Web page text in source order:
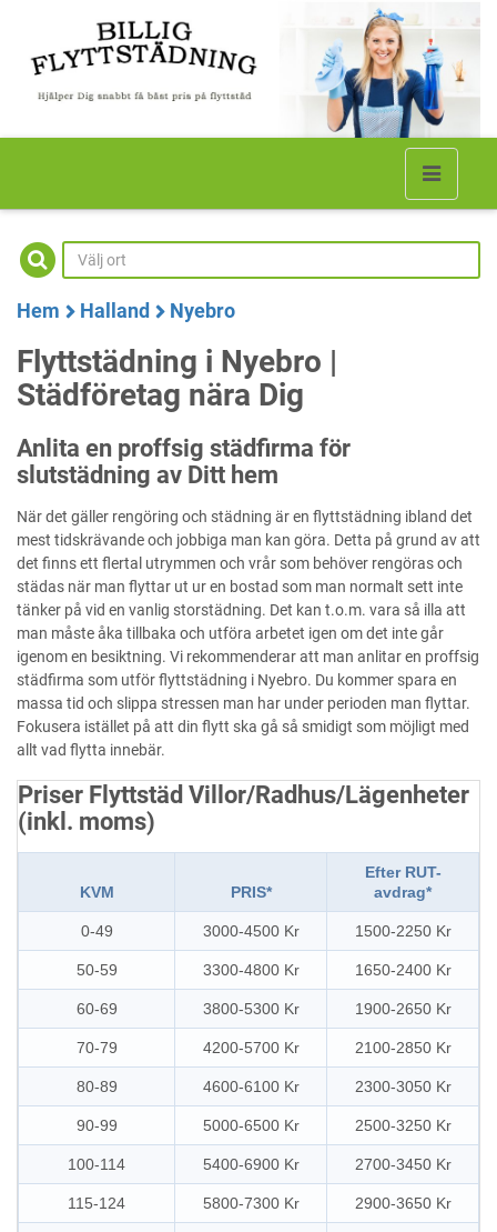
Hem Halland Nyebro
Flyttstädning i Nyebro |
Städföretag nära Dig
Anlita en proffsig städfirma för
slutstädning av Ditt hem
När det gäller rengöring och städning är en flyttstädning ibland det
mest tidskrävande och jobbiga man kan göra. Detta på grund av att
det finns ett flertal utrymmen och vrår som behöver rengöras och
städas när man flyttar ut ur en bostad som man normalt sett inte
tänker på vid en vanlig storstädning. Det kan t.o.m. vara så illa att
man måste åka tillbaka och utföra arbetet igen om det inte går
igenom en besiktning. Vi rekommenderar att man anlitar en proffsig
städfirma som utför flyttstädning i Nyebro. Du kommer spara en
massa tid och slippa stressen man har under perioden man flyttar.
Fokusera istället på att din flytt ska gå så smidigt som möjligt med
allt vad flytta innebär.
Priser Flyttstäd Villor/Radhus/Lägenheter
(inkl. moms)
KVM PRIS*
Efter RUT-
avdrag*
0-49 3000-4500 Kr 1500-2250 Kr
50-59 3300-4800 Kr 1650-2400 Kr
60-69 3800-5300 Kr 1900-2650 Kr
70-79 4200-5700 Kr 2100-2850 Kr
80-89 4600-6100 Kr 2300-3050 Kr
90-99 5000-6500 Kr 2500-3250 Kr
100-114 5400-6900 Kr 2700-3450 Kr
115-124 5800-7300 Kr 2900-3650 Kr